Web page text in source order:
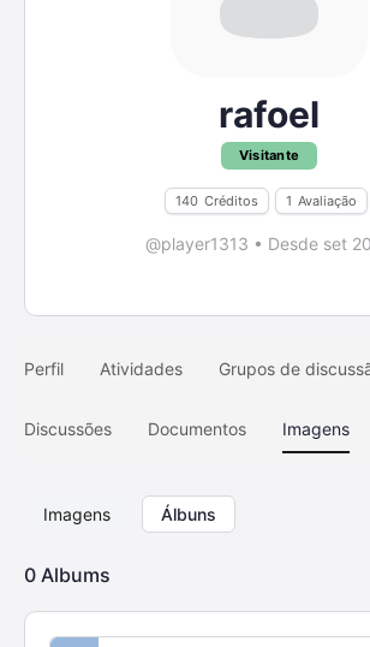
rafoel
Visitante
140 Créditos 1 Avaliação
@player1313 • Desde set
Perfil Atividades Grupos de
Discussões Documentos Imagens
Imagens Álbuns
0 Albums